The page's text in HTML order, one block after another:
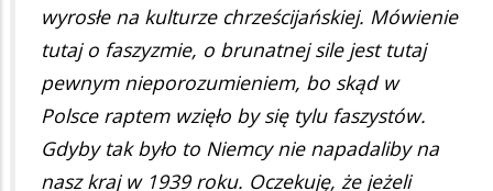
wyrosłe na kulturze chrześcijańskiej. Mówienie
tutaj o faszyzmie, o brunatnej sile jest tutaj
pewnym nieporozumieniem, bo skąd w
Polsce raptem wzięło by się tylu faszystów.
Gdyby tak było to Niemcy nie napadaliby na
nasz kraj w 1939 roku. Oczekuję, że jeżeli